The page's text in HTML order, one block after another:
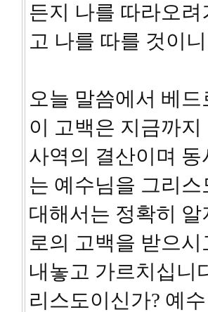
든지 나를 따라오
고 나를 따를 것이
오늘 말씀에서 베
이 고백은 지금까
사역의 결산이며
는 예수님을 그리
대해서는 정확히
로의 고백을 받으
내놓고 가르치십니
리스도이신가? 예